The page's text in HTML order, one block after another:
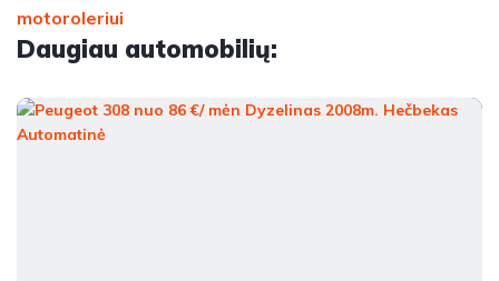
motoroleriui
Daugiau automobilių: